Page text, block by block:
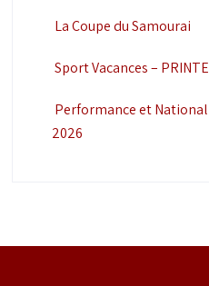
La Coupe du Samourai
Sport Vacances –
Performance et
2026